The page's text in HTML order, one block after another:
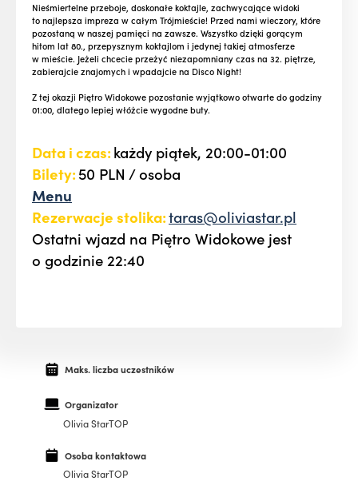
Nieśmiertelne przeboje, doskonałe koktajle, zachwycające widoki
to najlepsza impreza w całym Trójmieście! Przed nami wieczory, które
pozostaną w naszej pamięci na zawsze. Wszystko dzięki gorącym
hitom lat 80., przepysznym koktajlom i jedynej takiej atmosferze
w mieście. Jeżeli chcecie przeżyć niezapomniany czas na 32. piętrze,
zabierajcie znajomych i wpadajcie na Disco Night!
Z tej okazji Piętro Widokowe pozostanie wyjątkowo otwarte do godziny
01:00, dlatego lepiej włóżcie wygodne buty.
Data i czas:każdy piątek, 20:00-01:00
Bilety:50 PLN / osoba
Menu
Rezerwacje stolika:taras@oliviastar.pl
Ostatni wjazd na Piętro Widokowe jest
o godzinie 22:40
Maks. liczba uczestników
Organizator
Olivia StarTOP
Osoba kontaktowa
Olivia StarTOP